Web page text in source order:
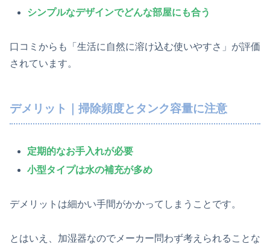
シンプルなデザインでどんな部屋にも合う
口コミからも「生活に自然に溶け込む使いやすさ」が評価
されています。
デメリット｜掃除頻度とタンク容量に注意
定期的なお手入れが必要
小型タイプは水の補充が多め
デメリットは細かい手間がかかってしまうことです。
とはいえ、加湿器なのでメーカー問わず考えられることな